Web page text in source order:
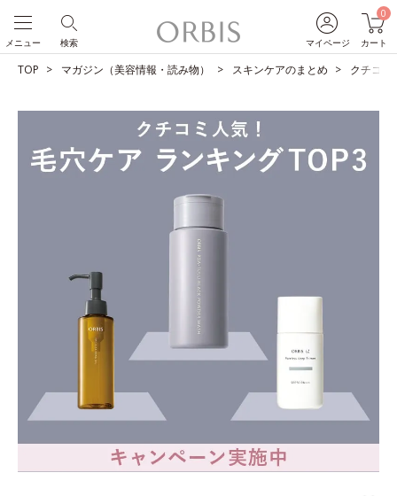
マイページ
0
カート
検索
メニュー
TOP マガジン（美容情報・読み物） スキンケアのまとめ クチコミ